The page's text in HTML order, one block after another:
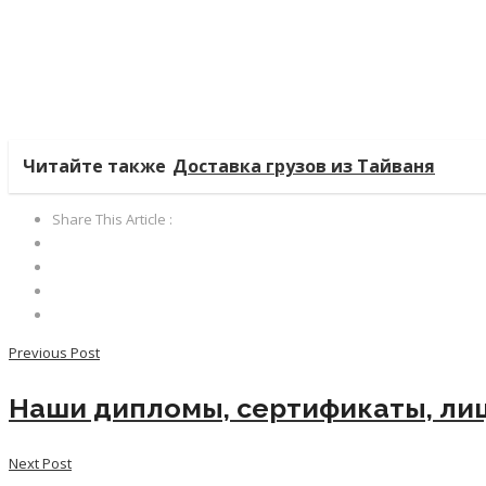
Читайте также Доставка грузов из Тайваня
Share This Article :
Previous Post
Наши дипломы, сертификаты,
Next Post